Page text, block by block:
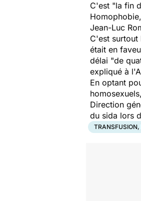
C'est "la fin
Jean-Luc
C'est
était en
délai "de
expliqué à
En optant
Direction
du sida lors